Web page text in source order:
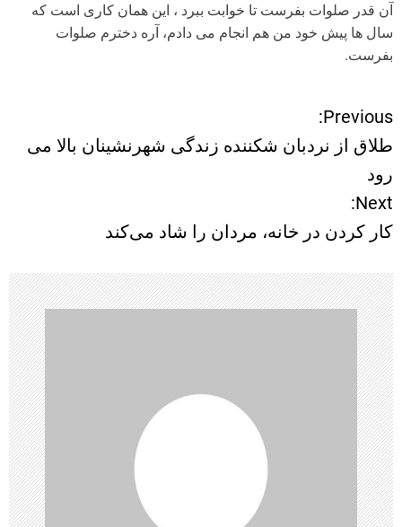
آن قدر صلوات بفرست تا خوابت ببرد ، این همان کاری است که
سال ها پیش خود من هم انجام می دادم، آره دخترم صلوات
بفرست.
ر
ه
ر
ی
ن
و
ش
ت
Previous:
طلاق از نردبان شکننده زندگی شهرنشینان بالا می
رود
Next:
کار کردن در خانه، مردان را شاد می‌کند